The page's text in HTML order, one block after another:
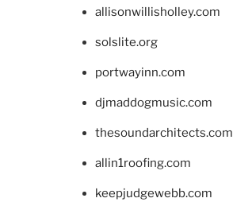
allisonwillisholley.com
solslite.org
portwayinn.com
djmaddogmusic.com
thesoundarchitects.com
allin1roofing.com
keepjudgewebb.com